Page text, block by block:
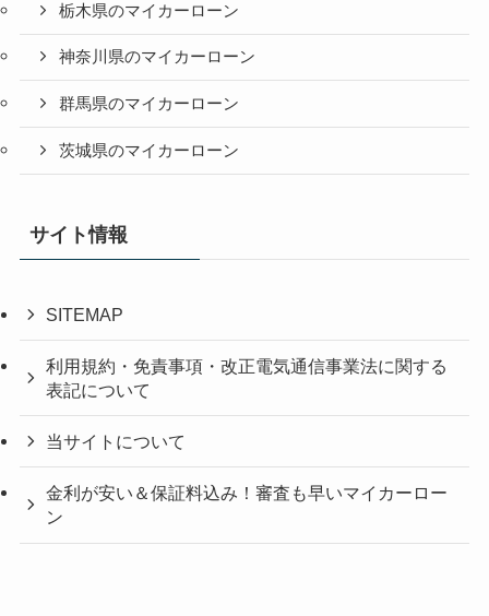
栃木県のマイカーローン
神奈川県のマイカーローン
群馬県のマイカーローン
茨城県のマイカーローン
サイト情報
SITEMAP
利用規約・免責事項・改正電気通信事業法に関する
表記について
当サイトについて
金利が安い＆保証料込み！審査も早いマイカーロー
ン